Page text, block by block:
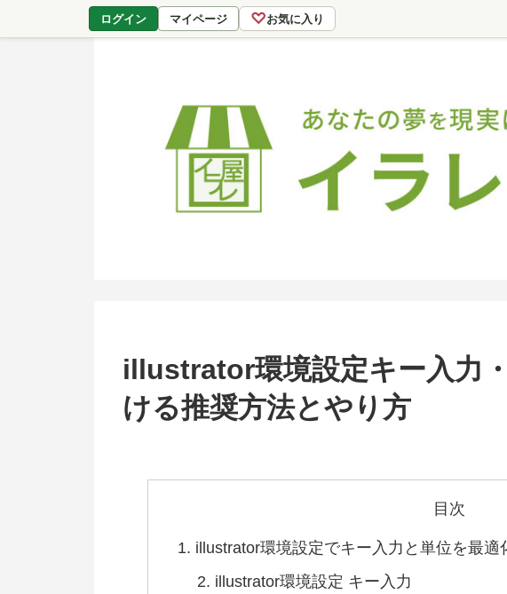
ログイン マイページ ♡お気に入り
illustrator環境設定キー入力
ける推奨方法とやり方
目次
illustrator環境設定でキー入力と単位を最適
illustrator環境設定 キー入力